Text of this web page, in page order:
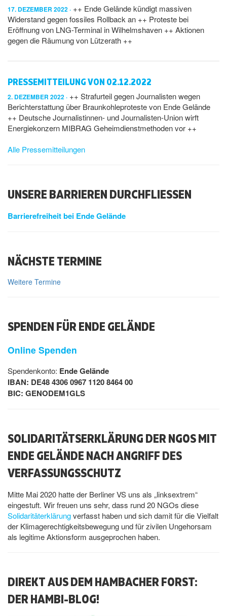
17. DEZEMBER 2022
++ Ende Gelände kündigt massiven
Widerstand gegen fossiles Rollback an ++ Proteste bei
Eröffnung von LNG-Terminal in Wilhelmshaven ++ Aktionen
gegen die Räumung von Lützerath ++
PRESSEMITTEILUNG VON 02.12.2022
2. DEZEMBER 2022
++ Strafurteil gegen Journalisten wegen
Berichterstattung über Braunkohleproteste von Ende Gelände
++ Deutsche Journalistinnen- und Journalisten-Union wirft
Energiekonzern MIBRAG Geheimdienstmethoden vor ++
Alle Pressemitteilungen
UNSERE BARRIEREN DURCHFLIESSEN
Barrierefreiheit bei Ende Gelände
NÄCHSTE TERMINE
Weitere Termine
SPENDEN FÜR ENDE GELÄNDE
Online Spenden
Spendenkonto: Ende Gelände
IBAN: DE48 4306 0967 1120 8464 00
BIC: GENODEM1GLS
SOLIDARITÄTSERKLÄRUNG DER NGOS MIT
ENDE GELÄNDE NACH ANGRIFF DES
VERFASSUNGSSCHUTZ
Mitte Mai 2020 hatte der Berliner VS uns als „linksextrem“
eingestuft. Wir freuen uns sehr, dass rund 20 NGOs diese
Solidaritäterklärungverfasst haben und sich damit für die Vielfalt
der Klimagerechtigkeitsbewegung und für zivilen Ungehorsam
als legitime Aktionsform ausgeprochen haben.
DIREKT AUS DEM HAMBACHER FORST:
DER HAMBI-BLOG!